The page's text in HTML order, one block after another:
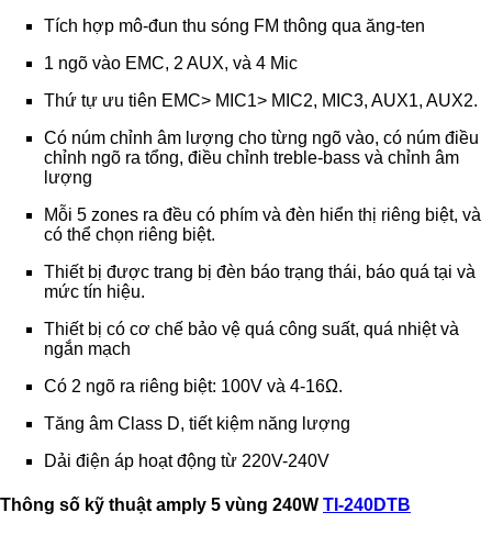
Tích hợp mô-đun thu sóng FM thông qua ăng-ten
1 ngõ vào EMC, 2 AUX, và 4 Mic
Thứ tự ưu tiên EMC> MIC1> MIC2, MIC3, AUX1, AUX2.
Có núm chỉnh âm lượng cho từng ngõ vào, có núm điều
chỉnh ngõ ra tổng, điều chỉnh treble-bass và chỉnh âm
lượng
Mỗi 5 zones ra đều có phím và đèn hiển thị riêng biệt, và
có thể chọn riêng biệt.
Thiết bị được trang bị đèn báo trạng thái, báo quá tại và
mức tín hiệu.
Thiết bị có cơ chế bảo vệ quá công suất, quá nhiệt và
ngắn mạch
Có 2 ngõ ra riêng biệt: 100V và 4-16Ω.
Tăng âm Class D, tiết kiệm năng lượng
Dải điện áp hoạt động từ 220V-240V
Thông số kỹ thuật amply 5 vùng 240W TI-240DTB